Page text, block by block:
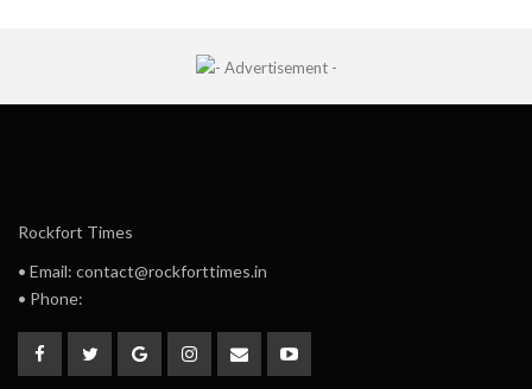
Rockfort Times
• Email: contact@rockforttimes.in
• Phone: